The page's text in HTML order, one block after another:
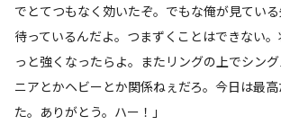
でとてつもなく効いたぞ。でもな俺が見てい
待っているんだよ。つまずくことはできない
っと強くなったらよ。またリングの上でシン
ニアとかヘビーとか関係ねぇだろ。今日は最
た。ありがとう。ハー！」